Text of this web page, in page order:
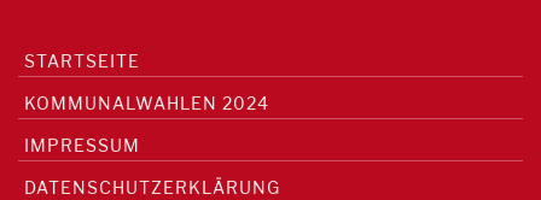
STARTSEITE
KOMMUNALWAHLEN 2024
IMPRESSUM
DATENSCHUTZERKLÄRUNG